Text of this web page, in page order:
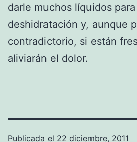
darle muchos líquidos
deshidratación y, aunque
contradictorio, si están
aliviarán el dolor.
Publicada el 22 diciembre, 2011